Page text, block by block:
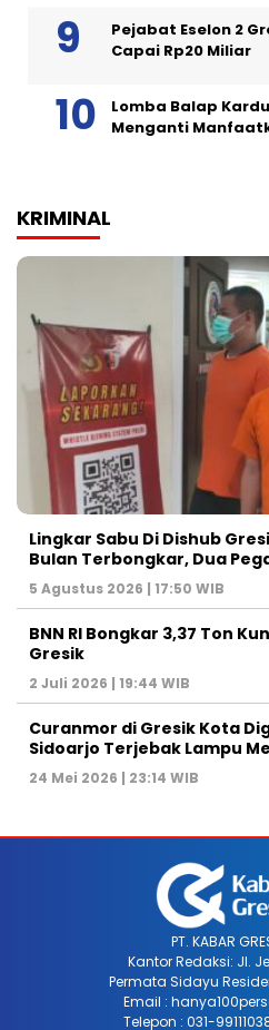
Pejabat Eselon 2
Capai Rp20 Miliar
Lomba Balap
Menganti
KRIMINAL
Lingkar Sabu Di Dishub
Bulan Terbongkar, Dua
5 Agustus 2026 | 17:50 WIB
BNN RI Bongkar 3,37 Ton
Gresik
2 Juli 2026 | 19:44 WIB
Curanmor di Gresik Kota
Sidoarjo Terjebak Lampu
24 Mei 2026 | 23:14 WIB
PT. KABAR
Kantor Redaksi: Jl.
Permata Sidayu
Email :
Telepon : 031-